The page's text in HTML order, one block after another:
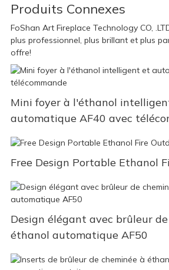
Produits Connexes
FoShan Art Fireplace Technology CO,
plus professionnel, plus brillant et plus
offre!
Mini foyer à l'éthanol
automatique AF40 avec
Free Design Portable Ethanol
Design élégant avec brûleur
éthanol automatique AF50